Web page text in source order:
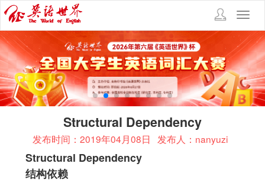
Structural Dependency
发布时间：2019年04月08日 发布人：nanyuzi
Structural Dependency
结构依赖